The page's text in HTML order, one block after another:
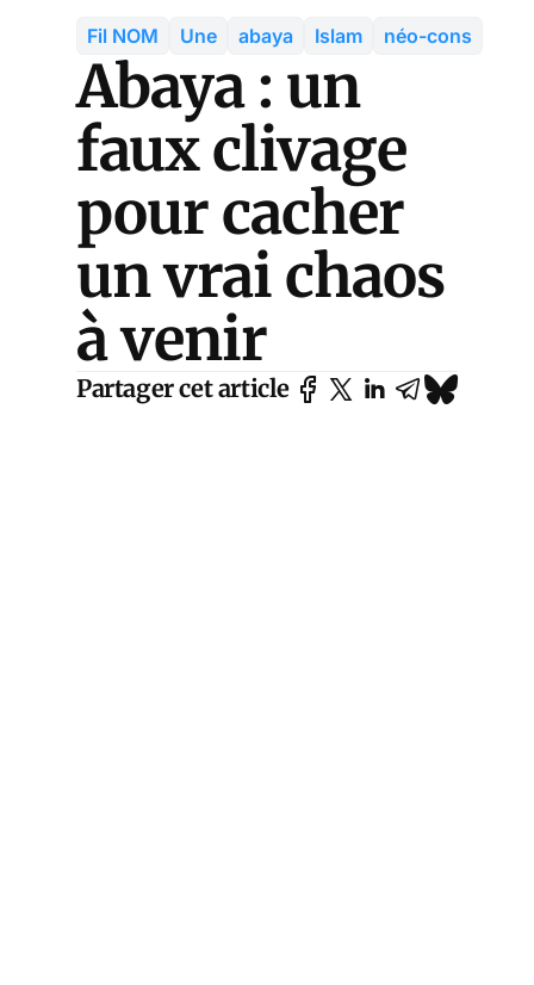
Fil NOM Une abaya Islam néo-cons
Abaya : un
faux clivage
pour cacher
un vrai chaos
à venir
Partager cet article